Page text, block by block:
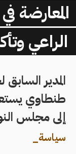
المعارضة
الراعي
المدير
طنطاوي
إلى مجلس
سياسة_